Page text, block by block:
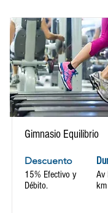
Gimnasio Equilibrio
Descuento
15% Efectivo y
Débito.
Av